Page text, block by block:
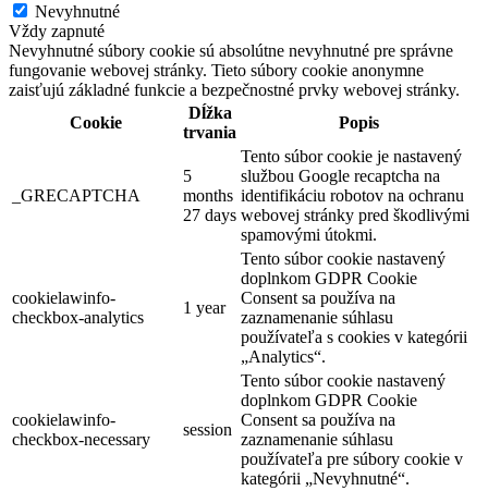
Nevyhnutné
Vždy zapnuté
Nevyhnutné súbory cookie sú absolútne nevyhnutné pre správne
fungovanie webovej stránky. Tieto súbory cookie anonymne
zaisťujú základné funkcie a bezpečnostné prvky webovej stránky.
Cookie
Dĺžka
trvania
Popis
_GRECAPTCHA
5
months
27 days
Tento súbor cookie je nastavený
službou Google recaptcha na
identifikáciu robotov na ochranu
webovej stránky pred škodlivými
spamovými útokmi.
cookielawinfo-
checkbox-analytics
1 year
Tento súbor cookie nastavený
doplnkom GDPR Cookie
Consent sa používa na
zaznamenanie súhlasu
používateľa s cookies v kategórii
„Analytics“.
cookielawinfo-
checkbox-necessary
session
Tento súbor cookie nastavený
doplnkom GDPR Cookie
Consent sa používa na
zaznamenanie súhlasu
používateľa pre súbory cookie v
kategórii „Nevyhnutné“.